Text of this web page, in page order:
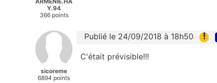
Y.94
366 points
sicoreme
6894 points
Publié le 24/09/2018 à 18h50 !
C'était prévisible!!!